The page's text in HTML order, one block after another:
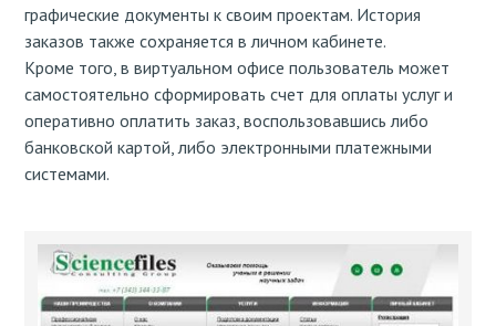
графические документы к своим проектам. История
заказов также сохраняется в личном кабинете.
Кроме того, в виртуальном офисе пользователь может
самостоятельно сформировать счет для оплаты услуг и
оперативно оплатить заказ, воспользовавшись либо
банковской картой, либо электронными платежными
системами.